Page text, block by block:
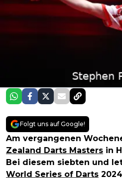
Folgt uns auf Google!
Am vergangenen
Zealand Darts Masters in
Bei diesem siebten und
World Series of Darts